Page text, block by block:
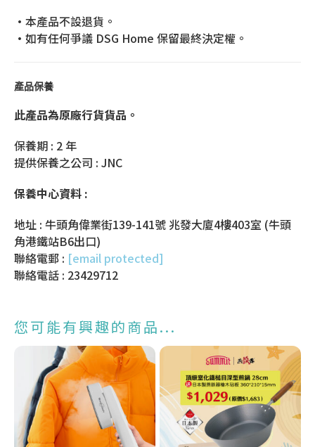
•本產品不設退貨。
•如有任何爭議 DSG Home 保留最終決定權。
產品保養
此產品為原廠行貨貨品。
保養期 : 2 年
提供保養之公司 : JNC
保養中心資料 :
地址 : 牛頭角偉業街139-141號 兆發大廈4樓403室 (牛頭
角港鐵站B6出口)
聯絡電郵 : [email protected]
聯絡電話 : 23429712
您可能有興趣的商品...